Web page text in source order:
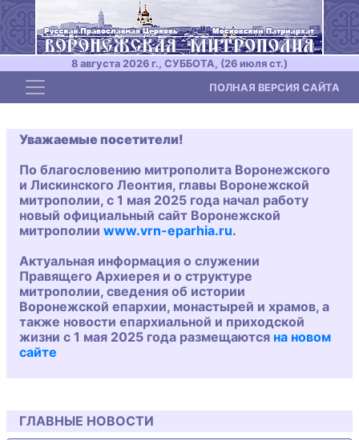
8 августа 2026 г., СУББОТА, (26 июля ст.)
Toggle navigation ПОЛНАЯ ВЕРСИЯ САЙТА
Уважаемые посетители!
По благословению митрополита Воронежского
и Лискинского Леонтия, главы Воронежской
митрополии, с 1 мая 2025 года начал работу
новый официальный сайт Воронежской
митрополии www.vrn-eparhia.ru.
Актуальная информация о служении
Правящего Архиерея и о структуре
митрополии, сведения об истории
Воронежской епархии, монастырей и храмов, а
также новости епархиальной и приходской
жизни с 1 мая 2025 года размещаются на новом
сайте
ГЛАВНЫЕ НОВОСТИ